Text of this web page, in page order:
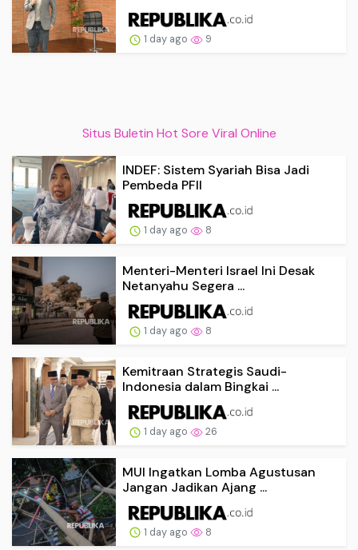
1 day ago 9
Situs Buletin Hot Sore Viral Online
INDEF: Sistem Syariah Bisa Jadi
Pembeda PFII
1 day ago 8
Menteri-Menteri Israel Ini Desak
Netanyahu Segera ...
1 day ago 8
Kemitraan Strategis Saudi-
Indonesia dalam Bingkai ...
1 day ago 26
MUI Ingatkan Lomba Agustusan
Jangan Jadikan Ajang ...
1 day ago 8